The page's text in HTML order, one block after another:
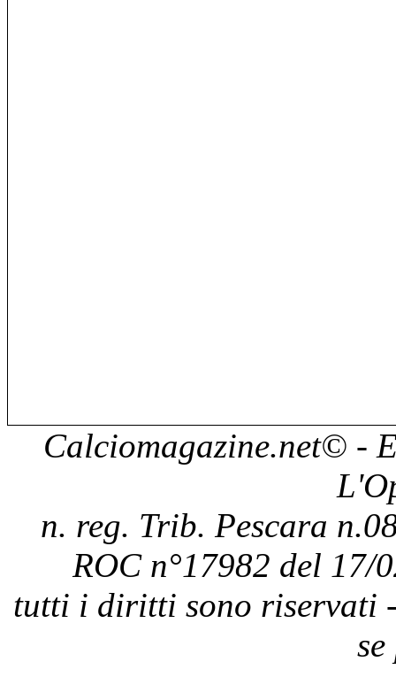
Calciomagazine.net© -
n. reg. Trib. Pescara
ROC n°17982 del 17/
tutti i diritti sono riservati